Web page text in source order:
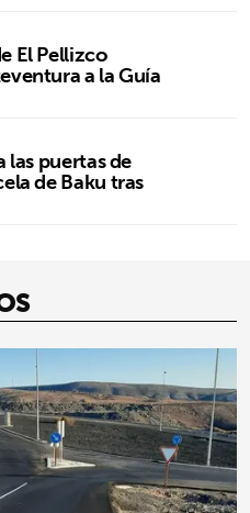
El Pellizco
a la Guía
las puertas de
de Baku tras